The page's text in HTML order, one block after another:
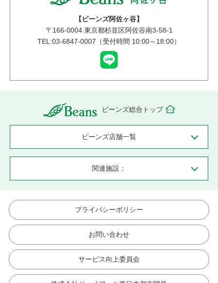
【ビーンズ阿佐ヶ谷】
〒 166-0004東京都杉並区阿佐谷南3-58-1
TEL:03-6847-0007（受付時間 10:00～18:00）
ビーンズ総合トップ
ビーンズ店舗一覧
関連施設：
プライバシーポリシー
お問い合わせ
サービス向上委員会